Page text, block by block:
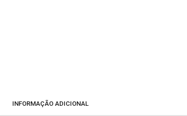
INFORMAÇÃO ADICIONAL